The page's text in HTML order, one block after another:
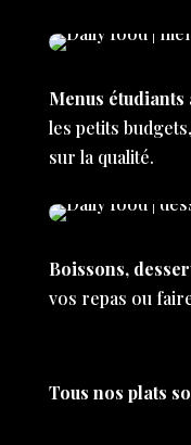
Menus
les petits
sur la qualité.
Boissons,
vos repas ou
Tous nos plats